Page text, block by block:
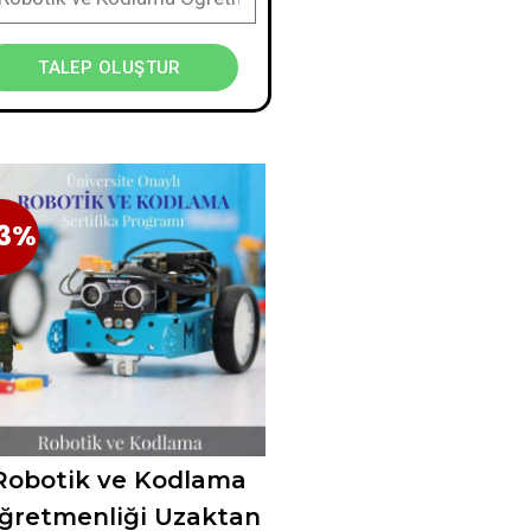
TALEP OLUŞTUR
ve Kodlama
Uzaktan